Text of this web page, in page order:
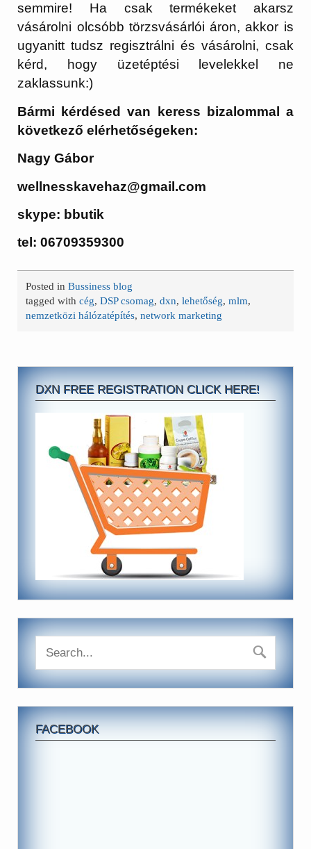
semmire! Ha csak termékeket akarsz
vásárolni olcsóbb törzsvásárlói áron, akkor is
ugyanitt tudsz regisztrálni és vásárolni, csak
kérd, hogy üzetéptési levelekkel ne
zaklassunk:)
Bármi kérdésed van keress bizalommal a
következő elérhetőségeken:
Nagy Gábor
wellnesskavehaz@gmail.com
skype: bbutik
tel: 06709359300
Posted inBussiness blog
tagged withcég,DSP csomag,dxn,lehetőség,mlm,
nemzetközi hálózatépítés,network marketing
DXN FREE REGISTRATION CLICK HERE!
FACEBOOK